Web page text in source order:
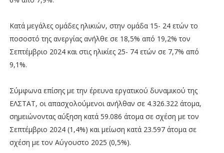
Κατά μεγάλες ομάδες ηλικιών, στην ομάδα 15- 24 ετών το
ποσοστό της ανεργίας ανήλθε σε 18,5% από 19,2% τον
Σεπτέμβριο 2024 και στις ηλικίες 25- 74 ετών σε 7,7% από
9,1%.
Σύμφωνα επίσης με την έρευνα εργατικού δυναμικού της
ΕΛΣΤΑΤ, οι απασχολούμενοι ανήλθαν σε 4.326.322 άτομα,
σημειώνοντας αύξηση κατά 59.086 άτομα σε σχέση με τον
Σεπτέμβριο 2024 (1,4%) και μείωση κατά 23.597 άτομα σε
σχέση με τον Αύγουστο 2025 (0,5%).